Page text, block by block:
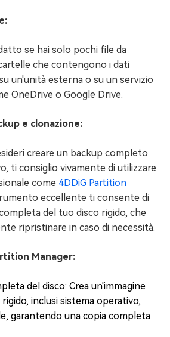
se hai solo pochi file da
che contengono i dati
un'unità esterna o su un servizio
OneDrive o Google Drive.
e clonazione:
creare un backup completo
ti consiglio vivamente di utilizzare
come 4DDiG Partition
eccellente ti consente di
del tuo disco rigido, che
ripristinare in caso di necessità.
Manager:
del disco: Crea un'immagine
inclusi sistema operativo,
garantendo una copia completa